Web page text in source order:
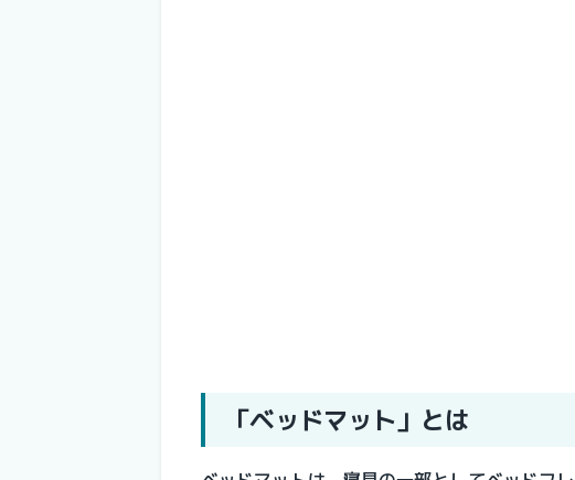
「ベッドマット」とは